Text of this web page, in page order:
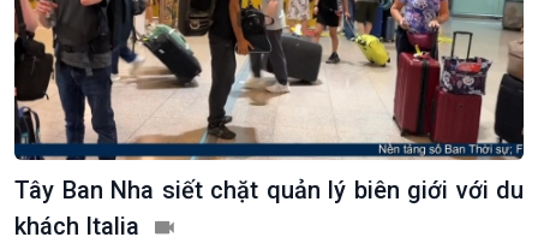
Tây Ban Nha siết chặt quản lý biên giới với du
khách Italia